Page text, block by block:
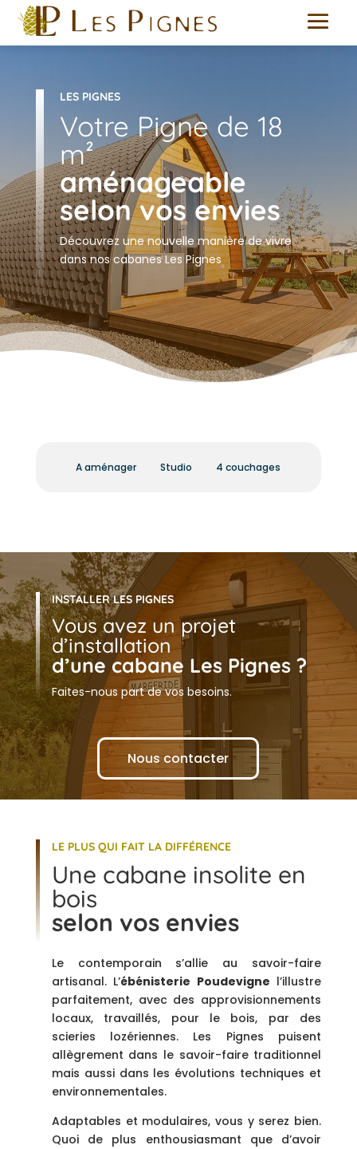
LES PIGNES
Votre Pigne de 18
m²
aménageable
selon vos envies
Découvrez une nouvelle manière de vivre
dans nos cabanes Les Pignes
A aménager Studio 4 couchages
INSTALLER LES PIGNES
Vous avez un projet
d’installation
d’une cabane Les Pignes ?
Faites-nous part de vos besoins.
Nous contacter
LE PLUS QUI FAIT LA DIFFÉRENCE
Une cabane insolite en
bois
selon vos envies
Le contemporain s’allie au savoir-faire
artisanal. L’ébénisterie Poudevigne l’illustre
parfaitement, avec des approvisionnements
locaux, travaillés, pour le bois, par des
scieries lozériennes. Les Pignes puisent
allègrement dans le savoir-faire traditionnel
mais aussi dans les évolutions techniques et
environnementales.
Adaptables et modulaires, vous y serez bien.
Quoi de plus enthousiasmant que d’avoir